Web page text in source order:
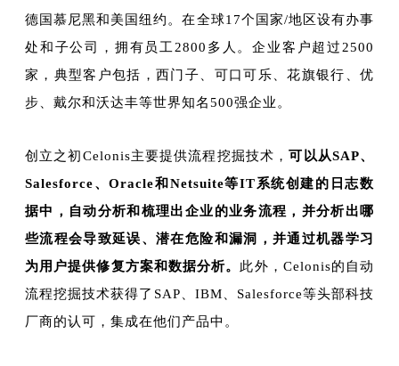
德国慕尼黑和美国纽约。在全球17个国家/地区设有办事
处和子公司，拥有员工2800多人。企业客户超过2500
家，典型客户包括，西门子、可口可乐、花旗银行、优
步、戴尔和沃达丰等世界知名500强企业。
创立之初Celonis主要提供流程挖掘技术，可以从SAP、
Salesforce、Oracle和Netsuite等IT系统创建的日志数
据中，自动分析和梳理出企业的业务流程，并分析出哪
些流程会导致延误、潜在危险和漏洞，并通过机器学习
为用户提供修复方案和数据分析。 此外，Celonis的自动
流程挖掘技术获得了SAP、IBM、Salesforce等头部科技
厂商的认可，集成在他们产品中。